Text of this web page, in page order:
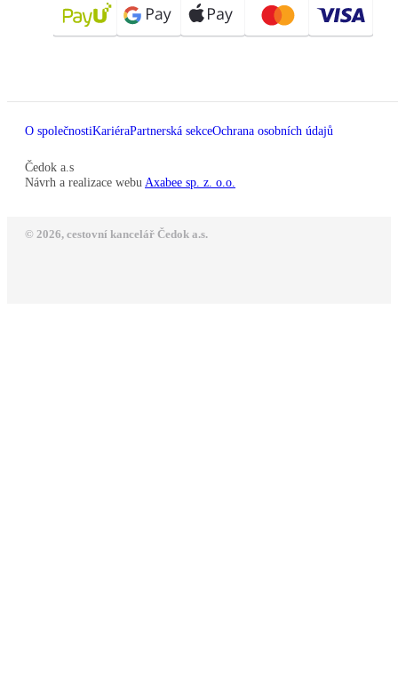
O společnostiKariéraPartnerská sekceOchrana osobních údajů
Čedok a.s
Návrh a realizace webu Axabee sp. z. o.o.
© 2026, cestovní kancelář Čedok a.s.